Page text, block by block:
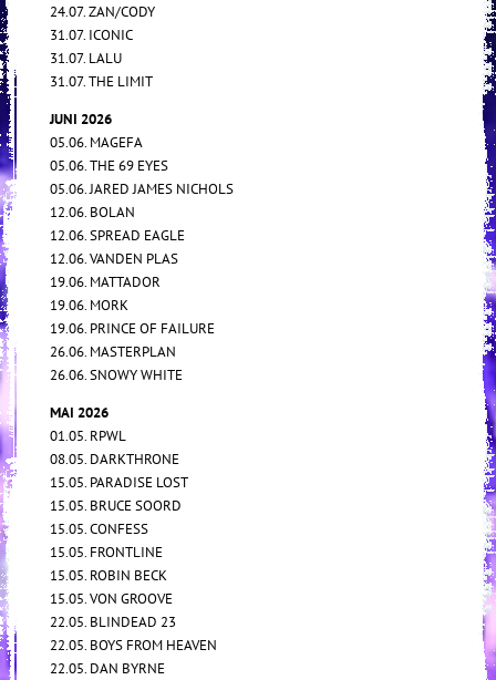
24.07. ZAN/CODY
31.07. ICONIC
31.07. LALU
31.07. THE LIMIT
JUNI 2026
05.06. MAGEFA
05.06. THE 69 EYES
05.06. JARED JAMES NICHOLS
12.06. BOLAN
12.06. SPREAD EAGLE
12.06. VANDEN PLAS
19.06. MATTADOR
19.06. MORK
19.06. PRINCE OF FAILURE
26.06. MASTERPLAN
26.06. SNOWY WHITE
MAI 2026
01.05. RPWL
08.05. DARKTHRONE
15.05. PARADISE LOST
15.05. BRUCE SOORD
15.05. CONFESS
15.05. FRONTLINE
15.05. ROBIN BECK
15.05. VON GROOVE
22.05. BLINDEAD 23
22.05. BOYS FROM HEAVEN
22.05. DAN BYRNE